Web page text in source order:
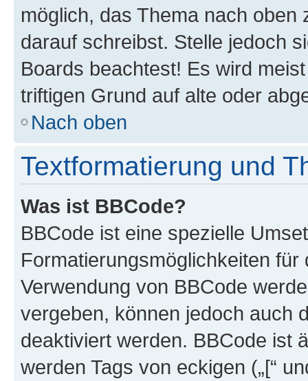
möglich, das Thema nach oben
darauf schreibst. Stelle jedoch
Boards beachtest! Es wird
triftigen Grund auf alte oder
Nach oben
Textformatierung und
Was ist BBCode?
BBCode ist eine spezielle
Formatierungsmöglichkeiten
Verwendung von BBCode
vergeben, können jedoch auch
deaktiviert werden. BBCode ist
werden Tags von eckigen („[“